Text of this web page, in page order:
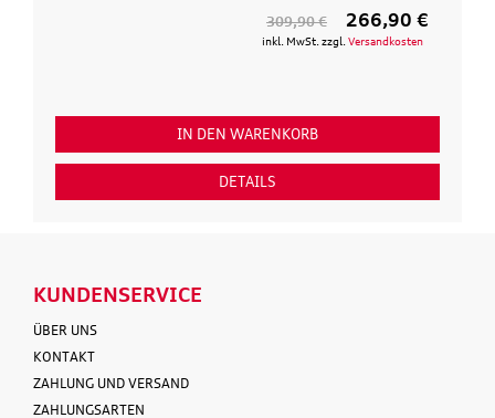
309,90 € 266,90 €
inkl. MwSt. zzgl. Versandkosten
IN DEN WARENKORB
DETAILS
KUNDENSERVICE
ÜBER UNS
KONTAKT
ZAHLUNG UND VERSAND
ZAHLUNGSARTEN